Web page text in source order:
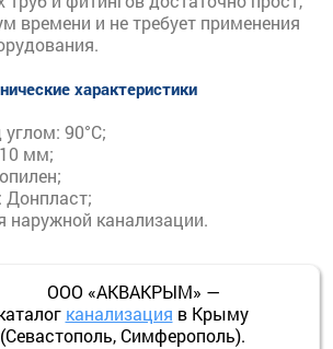
времени и не требует применения
характеристики
90°С;
мм;
Донпласт;
наружной канализации.
ООО «АКВАКРЫМ» —
канализация в Крыму
(Севастополь, Симферополь).